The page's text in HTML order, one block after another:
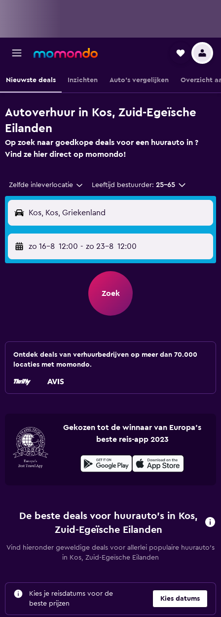
Nieuwste deals Inzichten Auto's vergelijken Overzicht
Autoverhuur in Kos, Zuid-Egeïsche
Eilanden
Op zoek naar goedkope deals voor een huurauto in ?
Vind ze hier direct op momondo!
Zelfde inleverlocatie Leeftijd bestuurder: 25-65
Kos, Kos, Griekenland
zo 16-8 12:00 - zo 23-8 12:00
Zoek
Ontdek deals van verhuurbedrijven op meer dan 70.000
locaties met momondo.
Gekozen tot de winnaar van Europa's
beste reis-app 2023
De beste deals voor huurauto's in Kos,
Zuid-Egeïsche Eilanden
Vind hieronder geweldige deals voor allerlei populaire huurauto's
in Kos, Zuid-Egeïsche Eilanden
Kies je reisdatums voor de
beste prijzen
Kies datums